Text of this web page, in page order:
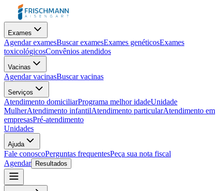
Exames
Agendar examesBuscar examesExames genéticosExames
toxicológicosConvênios atendidos
Vacinas
Agendar vacinasBuscar vacinas
Serviços
Atendimento domiciliarPrograma melhor idadeUnidade
MulherAtendimento infantilAtendimento particularAtendimento em
empresasPré-atendimento
Unidades
Ajuda
Fale conoscoPerguntas frequentesPeça sua nota fiscal
Agendar
Resultados